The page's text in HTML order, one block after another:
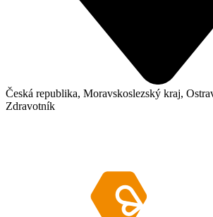
Česká republika, Moravskoslezský kraj,
Zdravotník